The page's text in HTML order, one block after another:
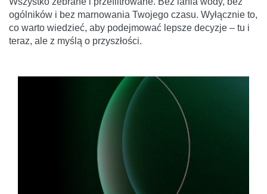
ogólników i bez marnowania Twojego czasu. Wyłącznie to,
co warto wiedzieć, aby podejmować lepsze decyzje – tu i
teraz, ale z myślą o przyszłości.